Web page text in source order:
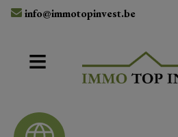
info@immotopinvest.be